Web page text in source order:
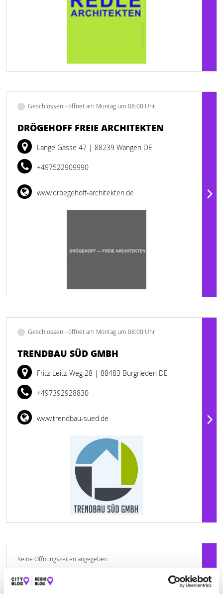
Geschlossen - öffnet am Montag um 08:00 Uhr
DRÖGEHOFF FREIE ARCHITEKTEN
Lange Gasse 47 | 88239 Wangen DE
+497522909990
www.droegehoff-architekten.de
Geschlossen - öffnet am Montag um 08:00 Uhr
TRENDBAU SÜD GMBH
Fritz-Leitz-Weg 28 | 88483 Burgrieden DE
+497392928830
www.trendbau-sued.de
Keine Öffnungszeiten angegeben
ARCHITEKTURBÜRO CHRISTOPH PREIS